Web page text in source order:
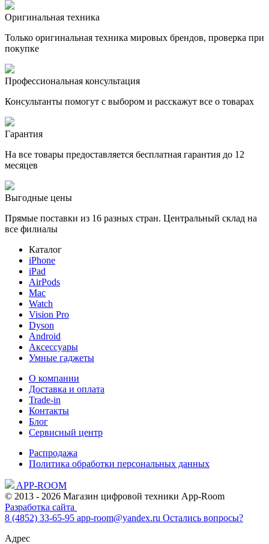
Оригинальная техника
Только оригинальная техника мировых брендов, проверка при
покупке
Профессиональная консультация
Консультанты помогут с выбором и расскажут все о товарах
Гарантия
На все товары предоставляется бесплатная гарантия до 12
месяцев
Выгодные цены
Прямые поставки из 16 разных стран. Центральный склад на
все филиалы
Каталог
iPhone
iPad
AirPods
Mac
Watch
Vision Pro
Dyson
Android
Аксессуары
Умные гаджеты
О компании
Доставка и оплата
Trade-in
Контакты
Блог
Сервисный центр
Распродажа
Политика обработки персональных данных
APP-ROOM
© 2013 - 2026 Магазин цифровой техники App-Room
Разработка сайта
8 (4852) 33-65-95 app-room@yandex.ru Остались вопросы?
Адрес